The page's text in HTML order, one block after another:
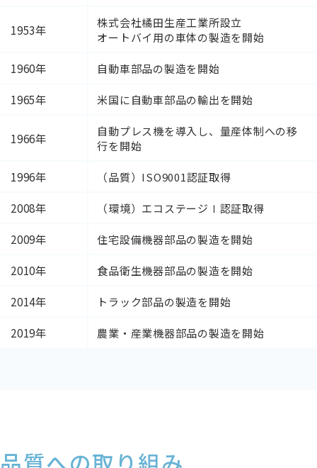
1953年
株式会社橘田生産工業所設立
オートバイ用の車体の製造を開始
1960年 自動車部品の製造を開始
1965年 米国に自動車部品の輸出を開始
1966年
自動プレス機を導入し、量産体制への移
行を開始
1996年 （品質）ISO9001認証取得
2008年 （環境）エコステージⅠ認証取得
2009年 住宅設備機器部品の製造を開始
2010年 食品衛生機器部品の製造を開始
2014年 トラック部品の製造を開始
2019年 農業・産業機器部品の製造を開始